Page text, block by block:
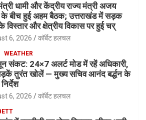
धामी और केंद्रीय राज्य मंत्री अजय
के बीच हुई अहम बैठक; उत्तराखंड में सड़क
विस्तार और क्षेत्रीय विकास पर हुई चर्
6, 2026 कॉर्बेट हलचल
WEATHER
संकट: 24×7 अलर्ट मोड में रहें अधिकारी,
तुरंत खोलें — मुख्य सचिव आनंद बर्द्धन के
6, 2026 कॉर्बेट हलचल